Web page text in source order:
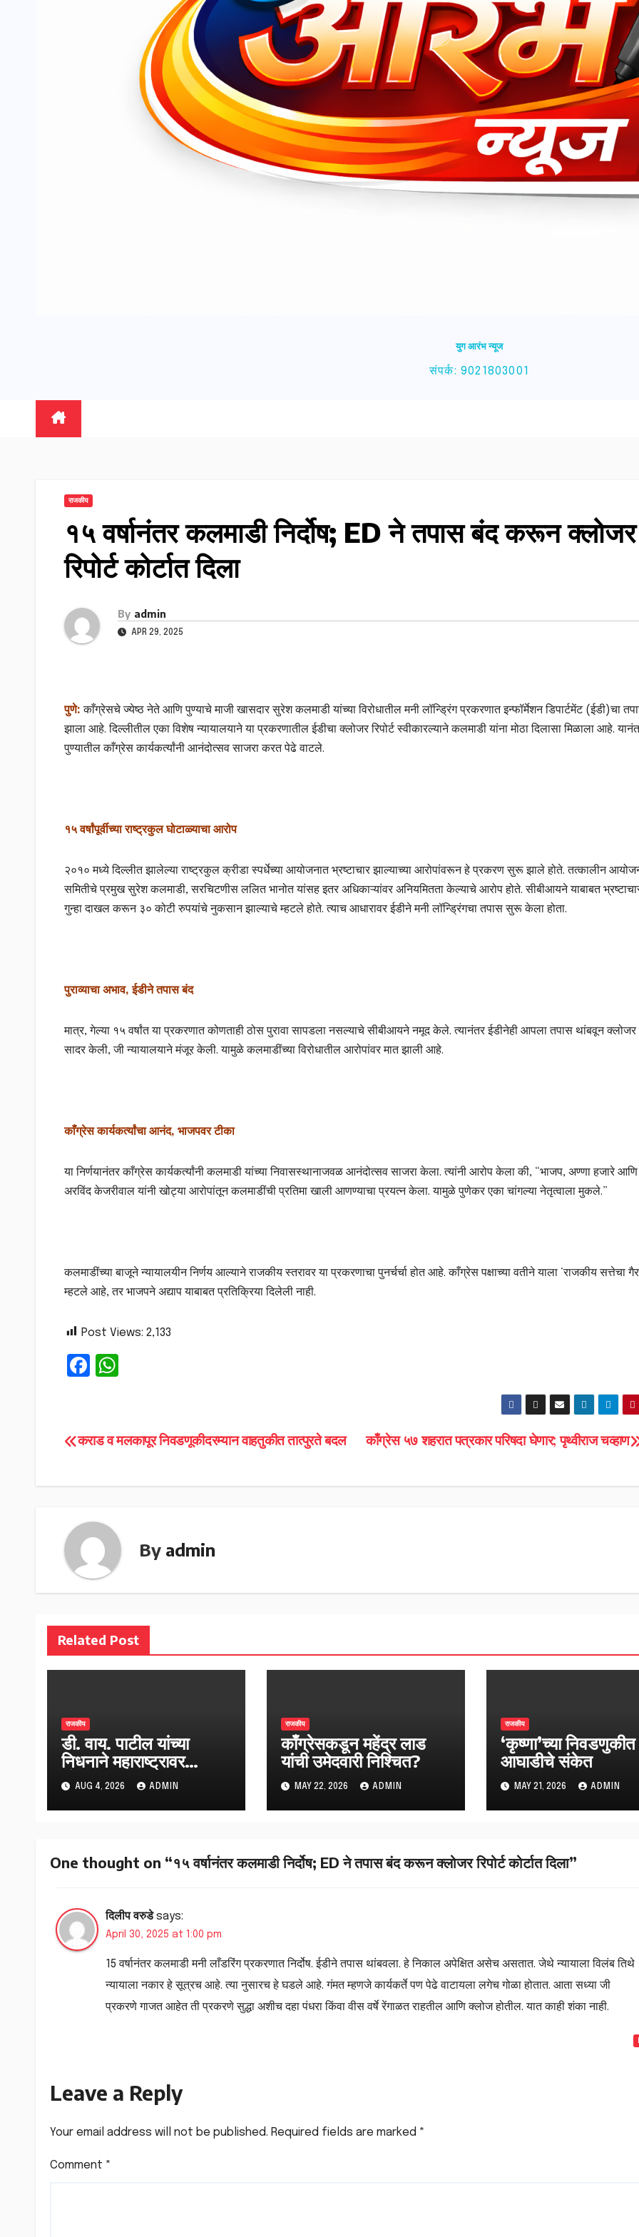
युग आरंभ न्यूज
संपर्क: 9021803001
राजकीय
१५ वर्षानंतर कलमाडी निर्दोष; ED ने तपास बंद करून क्लोजर
रिपोर्ट कोर्टात दिला
By admin
APR 29, 2025
पुणे: काँग्रेसचे ज्येष्ठ नेते आणि पुण्याचे माजी खासदार सुरेश कलमाडी यांच्या विरोधातील मनी लॉन्ड्रिंग प्रकरणात इन्फॉर्मेशन डिपार्टमेंट (ईडी)चा
झाला आहे. दिल्लीतील एका विशेष न्यायालयाने या प्रकरणातील ईडीचा क्लोजर रिपोर्ट स्वीकारल्याने कलमाडी यांना मोठा दिलासा मिळाला आहे.
पुण्यातील काँग्रेस कार्यकर्त्यांनी आनंदोत्सव साजरा करत पेढे वाटले.
१५ वर्षांपूर्वीच्या राष्ट्रकुल घोटाळ्याचा आरोप
२०१० मध्ये दिल्लीत झालेल्या राष्ट्रकुल क्रीडा स्पर्धेच्या आयोजनात भ्रष्टाचार झाल्याच्या आरोपांवरून हे प्रकरण सुरू झाले होते. तत्कालीन
समितीचे प्रमुख सुरेश कलमाडी, सरचिटणीस ललित भानोत यांसह इतर अधिकाऱ्यांवर अनियमितता केल्याचे आरोप होते. सीबीआयने याबाबत
गुन्हा दाखल करून ३० कोटी रुपयांचे नुकसान झाल्याचे म्हटले होते. त्याच आधारावर ईडीने मनी लॉन्ड्रिंगचा तपास सुरू केला होता.
पुराव्याचा अभाव, ईडीने तपास बंद
मात्र, गेल्या १५ वर्षांत या प्रकरणात कोणताही ठोस पुरावा सापडला नसल्याचे सीबीआयने नमूद केले. त्यानंतर ईडीनेही आपला तपास थांबवून क्लोजर
सादर केली, जी न्यायालयाने मंजूर केली. यामुळे कलमाडींच्या विरोधातील आरोपांवर मात झाली आहे.
काँग्रेस कार्यकर्त्यांचा आनंद, भाजपवर टीका
या निर्णयानंतर काँग्रेस कार्यकर्त्यांनी कलमाडी यांच्या निवासस्थानाजवळ आनंदोत्सव साजरा केला. त्यांनी आरोप केला की, “भाजप, अण्णा हजारे आणि
अरविंद केजरीवाल यांनी खोट्या आरोपांतून कलमाडींची प्रतिमा खाली आणण्याचा प्रयत्न केला. यामुळे पुणेकर एका चांगल्या नेतृत्वाला मुकले.”
कलमाडींच्या बाजूने न्यायालयीन निर्णय आल्याने राजकीय स्तरावर या प्रकरणाचा पुनर्चर्चा होत आहे. काँग्रेस पक्षाच्या वतीने याला ‘राजकीय सत्तेचा
म्हटले आहे, तर भाजपने अद्याप याबाबत प्रतिक्रिया दिलेली नाही.
Post Views: 2,133
F
e
k
ts
Post
काँग्रेस ५७ शहरात पत्रकार परिषदा घेणार; पृथ्वीराज चव्हाण
कराड व मलकापूर निवडणूकीदरम्यान वाहतुकीत तात्पुरते बदल
By admin
Related Post
राजकीय
डी. वाय. पाटील यांच्या
निधनाने महाराष्ट्रावर
शोककळा
AUG 4, 2026 ADMIN
राजकीय
काँग्रेसकडून महेंद्र लाड
यांची उमेदवारी निश्चित?
MAY 22, 2026 ADMIN
राजकीय
‘कृष्णा’च्या निवडणुकीत
आघाडीचे संकेत
MAY 21, 2026 ADMIN
One thought on “१५ वर्षानंतर कलमाडी निर्दोष; ED ने तपास बंद करून क्लोजर रिपोर्ट कोर्टात दिला”
दिलीप वरुडे says:
April 30, 2025 at 1:00 pm
15 वर्षानंतर कलमाडी मनी लाँडरिंग प्रकरणात निर्दोष. ईडीने तपास थांबवला. हे निकाल अपेक्षित असेच असतात. जेथे न्यायाला विलंब तिथे
न्यायाला नकार हे सूत्रच आहे. त्या नुसारच हे घडले आहे. गंमत म्हणजे कार्यकर्ते पण पेढे वाटायला लगेच गोळा होतात. आता सध्या जी
प्रकरणे गाजत आहेत ती प्रकरणे सुद्धा अशीच दहा पंधरा किंवा वीस वर्षे रेंगाळत राहतील आणि क्लोज होतील. यात काही शंका नाही.
Leave a Reply
Your email address will not be published. Required fields are marked *
Comment *